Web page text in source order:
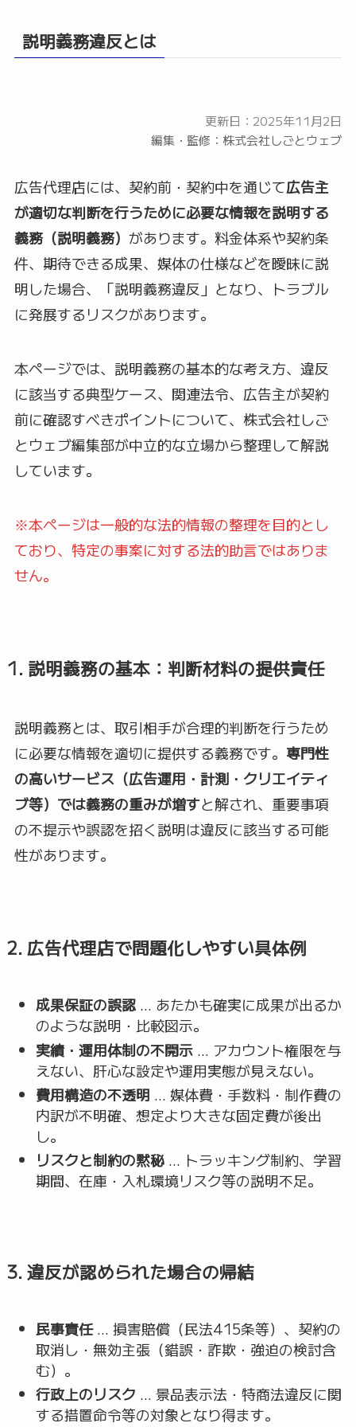
説明義務違反とは
更新日：2025年11月2日
編集・監修：株式会社しごとウェブ
広告代理店には、契約前・契約中を通じて広告主
が適切な判断を行うために必要な情報を説明する
義務（説明義務） があります。料金体系や契約条
件、期待できる成果、媒体の仕様などを曖昧に説
明した場合、「説明義務違反」となり、トラブル
に発展するリスクがあります。
本ページでは、説明義務の基本的な考え方、違反
に該当する典型ケース、関連法令、広告主が契約
前に確認すべきポイントについて、株式会社しご
とウェブ編集部が中立的な立場から整理して解説
しています。
※本ページは一般的な法的情報の整理を目的とし
ており、特定の事案に対する法的助言ではありま
せん。
1. 説明義務の基本：判断材料の提供責任
説明義務とは、取引相手が合理的判断を行うため
に必要な情報を適切に提供する義務です。 専門性
の高いサービス（広告運用・計測・クリエイティ
ブ等）では義務の重みが増すと解され、重要事項
の不提示や誤認を招く説明は違反に該当する可能
性があります。
2. 広告代理店で問題化しやすい具体例
成果保証の誤認… あたかも確実に成果が出るか
のような説明・比較図示。
実績・運用体制の不開示… アカウント権限を与
えない、肝心な設定や運用実態が見えない。
費用構造の不透明 … 媒体費・手数料・制作費の
内訳が不明確、想定より大きな固定費が後出
し。
リスクと制約の黙秘… トラッキング制約、学習
期間、在庫・入札環境リスク等の説明不足。
3. 違反が認められた場合の帰結
民事責任… 損害賠償（民法415条等）、契約の
取消し・無効主張（錯誤・詐欺・強迫の検討含
む）。
行政上のリスク … 景品表示法・特商法違反に関
する措置命令等の対象となり得ます。